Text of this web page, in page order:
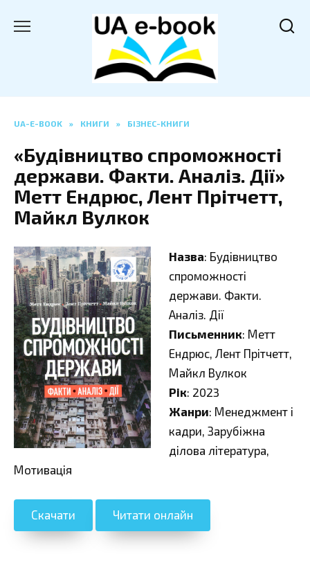
UA-E-BOOK » КНИГИ » БІЗНЕС-КНИГИ
«Будівництво спроможності
держави. Факти. Аналіз. Дії»
Метт Ендрюс, Лент Прітчетт,
Майкл Вулкок
Назва: Будівництво
спроможності
держави. Факти.
Аналіз. Дії
Письменник: Метт
Ендрюс, Лент Прітчетт,
Майкл Вулкок
Рік: 2023
Жанри: Менеджмент і
кадри, Зарубіжна
ділова література,
Мотивація
Скачати Читати онлайн